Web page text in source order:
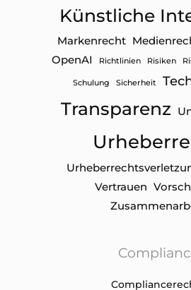
Künstliche
Markenrecht
OpenAI Richtlinien Risiken
Schulung Sicherheit
Transparenz
Vertrauen